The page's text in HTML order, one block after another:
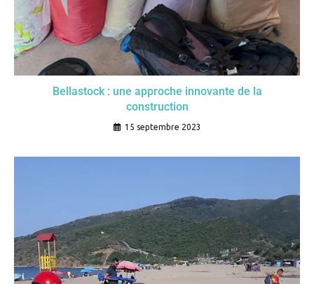
Bellastock : une approche innovante de la
construction
15 septembre 2023